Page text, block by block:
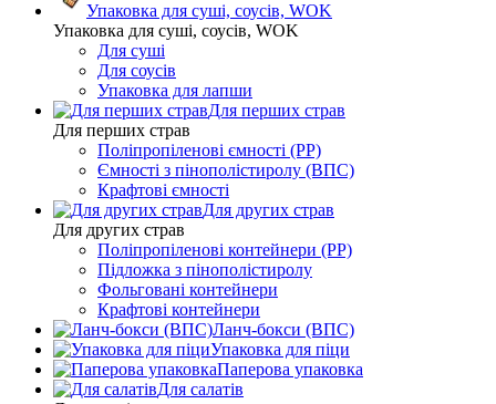
Упаковка для суші, соусів, WOK
Упаковка для суші, соусів, WOK
Для суші
Для соусів
Упаковка для лапши
Для перших страв
Для перших страв
Поліпропіленові ємності (PP)
Ємності з пінополістиролу (ВПС)
Крафтові ємності
Для других страв
Для других страв
Поліпропіленові контейнери (PP)
Підложка з пінополістиролу
Фольговані контейнери
Крафтові контейнери
Ланч-бокси (ВПС)
Упаковка для піци
Паперова упаковка
Для салатів